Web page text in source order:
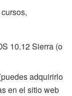
10.12 Sierra (o
adquirirlo
en el sitio web